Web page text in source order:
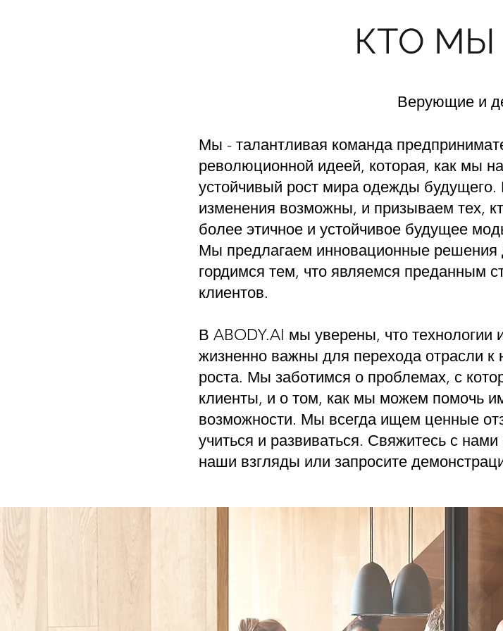
КТО МЫ
Верующие и
Мы - талантливая команда
революционной идеей, которая, как мы
устойчивый рост мира одежды
изменения возможны, и призываем тех,
более этичное и устойчивое будущее
Мы предлагаем инновационные решения
гордимся тем, что являемся преданным
клиентов.
В ABODY.AI мы уверены, что технологии
жизненно важны для перехода отрасли к
роста. Мы заботимся о проблемах, с
клиенты, и о том, как мы можем помочь
возможности. Мы всегда ищем ценные
учиться и развиваться. Свяжитесь с
наши взгляды или запросите